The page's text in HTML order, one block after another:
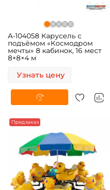
A-104058 Карусель с
подъёмом «Космодром
мечты» 8 кабинок, 16 мест
8×8×4 м
Узнать цену
Предзаказ